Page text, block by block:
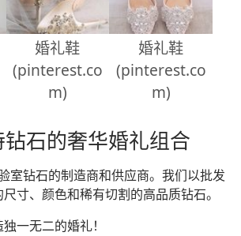
婚礼鞋
(pinterest.co
m)
婚礼鞋
(pinterest.co
m)
石的奢华婚礼组合
室钻石的制造商和供应商。我们以批发
寸、颜色和稀有切割的高品质钻石。
一无二的婚礼！